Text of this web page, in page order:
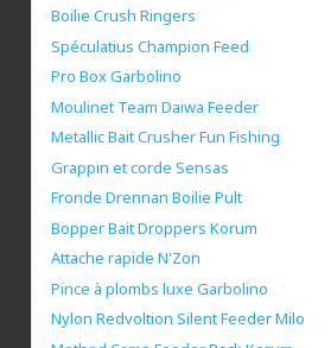
Boilie Crush Ringers
Spéculatius Champion Feed
Pro Box Garbolino
Moulinet Team Daiwa Feeder
Metallic Bait Crusher Fun Fishing
Grappin et corde Sensas
Fronde Drennan Boilie Pult
Bopper Bait Droppers Korum
Attache rapide N'Zon
Pince à plombs luxe Garbolino
Nylon Redvoltion Silent Feeder Milo